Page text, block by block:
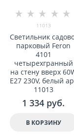
11013
Светильник
парковый Feron
4101
четыреxгранный
на стену вверx
E27 230V, белый
11013
1 334 руб.
В КОРЗИНУ